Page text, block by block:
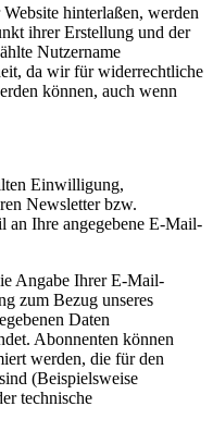
hinterlaßen, werden
ihrer Erstellung und der
Nutzername
da wir für widerrechtliche
können, auch wenn
Einwilligung,
Newsletter bzw.
an Ihre angegebene E-Mail-
Angabe Ihrer E-Mail-
zum Bezug unseres
Daten
Abonnenten können
werden, die für den
(Beispielsweise
technische